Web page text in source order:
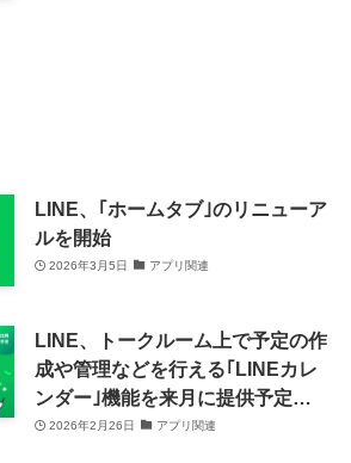
LINE、｢ホームタブ｣のリニューア
ルを開始
2026年3月5日 アプリ関連
LINE、トークルーム上で予定の作
成や管理などを行える｢LINEカレ
ンダー｣機能を来月に提供予定｜
今夏には｢LINEカレンダーアプリ｣
2026年2月26日 アプリ関連